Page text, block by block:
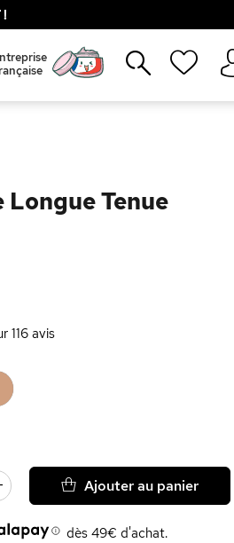
!
Tenue
116avis
dès 49€ d'achat.
Ajouter au panier